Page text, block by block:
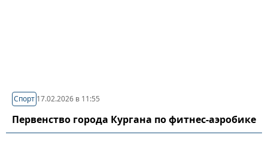
Спорт 17.02.2026 в 11:55
Первенство города Кургана по фитнес-аэробике